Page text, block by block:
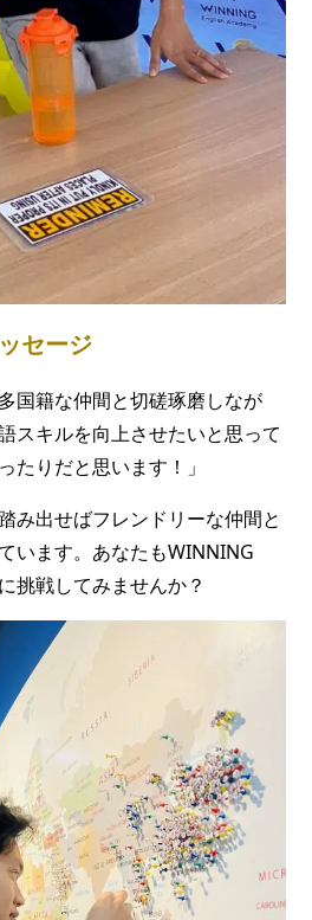
セージ
国籍な仲間と切磋琢磨しなが
スキルを向上させたいと思って
たりだと思います！」
み出せばフレンドリーな仲間と
います。あなたもWINNING
挑戦してみませんか？